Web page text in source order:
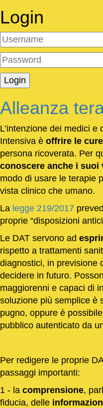
Login
Alleanza
L’intenzione dei medici
Intensiva è offrire le
persona ricoverata. Per
conoscere anche i suoi
modo di usare le terapie
vista clinico che umano.
La legge 219/2017
proprie “disposizioni
Le DAT servono ad
rispetto a trattamenti
diagnostici, in previsione
decidere in futuro.
maggiorenni e capaci di
soluzione più semplice è
pugno, oppure è
pubblico autenticato da
Per redigere le proprie
passaggi importanti:
1 - la comprensione,
fiducia, delle